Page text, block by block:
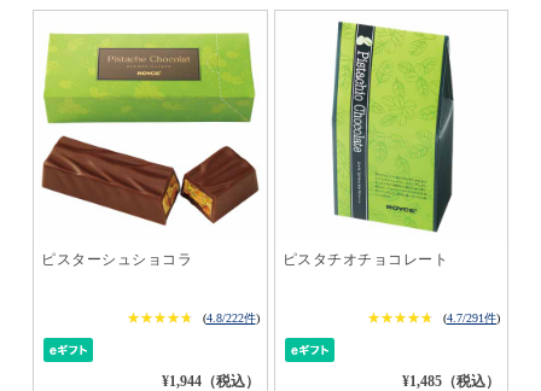
ピスターシュショコラ
★★★★★
★★★★★ (4.8/222件)
¥1,944（税込）
ピスタチオチョコレート
★★★★★
★★★★★ (4.7/291件)
¥1,485（税込）